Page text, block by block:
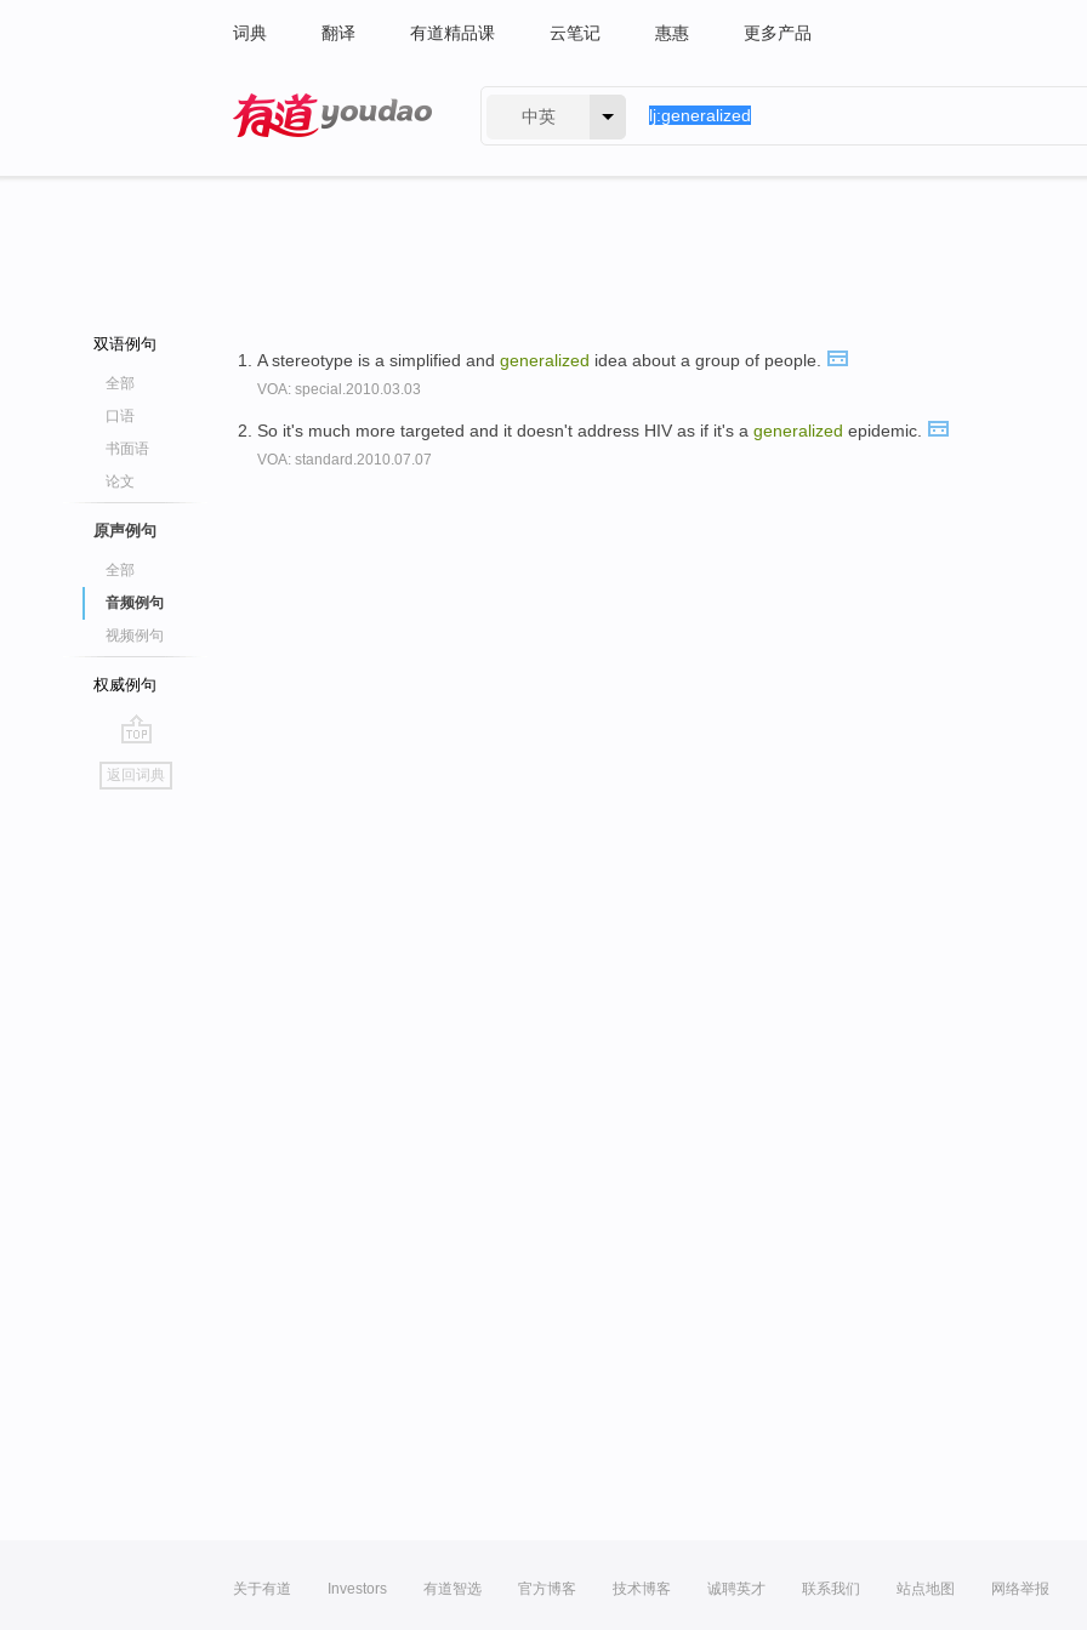
词典 翻译 有道精品课 云笔记 惠惠 更多产品
中英
双语例句
全部
口语
书面语
论文
原声例句
全部
音频例句
视频例句
权威例句
go
top
返回词典
A stereotype is a simplified and generalized idea about a group of people.
VOA: special.2010.03.03
So it's much more targeted and it doesn't address HIV as if it's a generalized epidemic.
VOA: standard.2010.07.07
关于有道 Investors 有道智选 官方博客 技术博客 诚聘英才 联系我们 站点地图 网络举报